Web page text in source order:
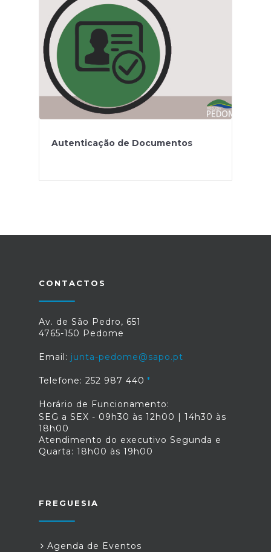
Autenticação de Documentos
CONTACTOS
Av. de São Pedro, 651
4765-150 Pedome
Email: junta-pedome@sapo.pt
Telefone: 252 987 440
Horário de Funcionamento:
SEG a SEX - 09h30 às 12h00 | 14h30 às
18h00
Atendimento do executivo Segunda e
Quarta: 18h00 às 19h00
FREGUESIA
Agenda de Eventos